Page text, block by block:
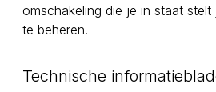
omschakeling die je in staat
te beheren.
Technische